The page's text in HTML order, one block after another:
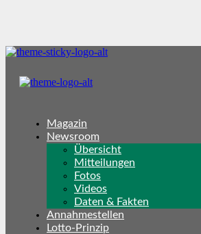
Magazin
Newsroom
Übersicht
Mitteilungen
Fotos
Videos
Daten & Fakten
Annahmestellen
Lotto-Prinzip